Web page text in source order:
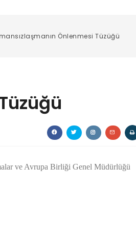
Önlenmesi Tüzüğü
ve Avrupa Birliği Genel Müdürlüğü